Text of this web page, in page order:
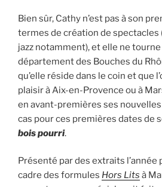
Bien sûr, Cathy n’est pas à son
termes de création de
jazz notamment), et elle ne tourne
département des Bouches du
qu’elle réside dans le coin et que
plaisir à Aix-en-Provence ou à
en avant-premières ses nouvelles
cas pour ces premières dates de
bois pourri.
Présenté par des extraits l’année
cadre des formules Hors Lits à